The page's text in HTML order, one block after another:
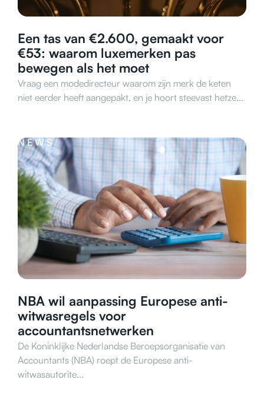
Een tas van €2.600, gemaakt voor
€53: waarom luxemerken pas
bewegen als het moet
Vraag een modedirecteur waarom zijn merk de keten
niet eerder heeft aangepakt, en je hoort steevast hetze...
NEWS
NBA wil aanpassing Europese anti-
witwasregels voor
accountantsnetwerken
De Koninklijke Nederlandse Beroepsorganisatie van
Accountants (NBA) roept de Europese anti-
witwasautorite...